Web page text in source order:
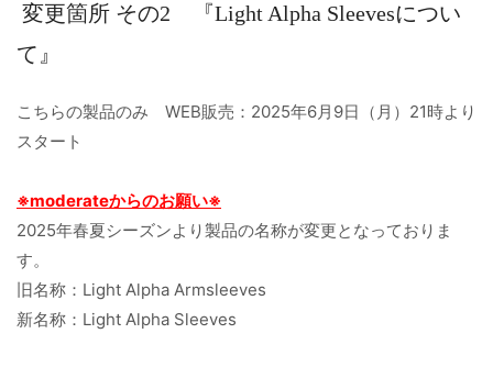
変更箇所 その2 『Light Alpha Sleevesについ
て』
こちらの製品のみ WEB販売：2025年6月9日（月）21時より
スタート
※moderateからのお願い※
2025年春夏シーズンより製品の名称が変更となっておりま
す。
旧名称：Light Alpha Armsleeves
新名称：Light Alpha Sleeves